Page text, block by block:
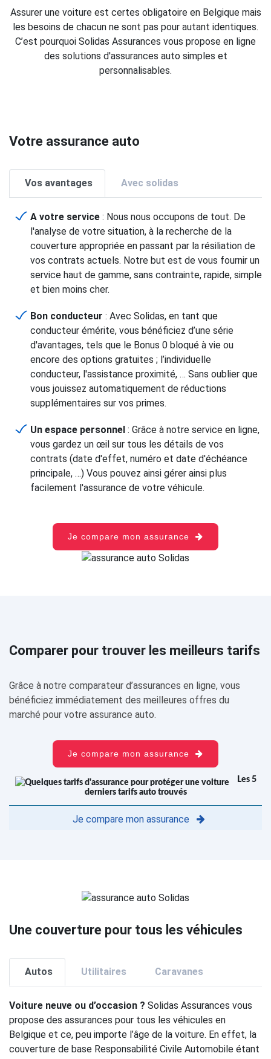
Assurer une voiture est certes obligatoire en Belgique mais
les besoins de chacun ne sont pas pour autant identiques.
C’est pourquoi Solidas Assurances vous propose en ligne
des solutions d'assurances auto simples et
personnalisables.
Votre assurance auto
Vos avantages Avec solidas
A votre service : Nous nous occupons de tout. De
l'analyse de votre situation, à la recherche de la
couverture appropriée en passant par la résiliation de
vos contrats actuels. Notre but est de vous fournir un
service haut de gamme, sans contrainte, rapide, simple
et bien moins cher.
Bon conducteur : Avec Solidas, en tant que
conducteur émérite, vous bénéficiez d’une série
d'avantages, tels que le Bonus 0 bloqué à vie ou
encore des options gratuites ; l’individuelle
conducteur, l'assistance proximité, … Sans oublier que
vous jouissez automatiquement de réductions
supplémentaires sur vos primes.
Un espace personnel : Grâce à notre service en ligne,
vous gardez un œil sur tous les détails de vos
contrats (date d'effet, numéro et date d'échéance
principale, …) Vous pouvez ainsi gérer ainsi plus
facilement l'assurance de votre véhicule.
Je compare mon assurance
Comparer pour trouver les meilleurs tarifs
Grâce à notre comparateur d’assurances en ligne, vous
bénéficiez immédiatement des meilleures offres du
marché pour votre assurance auto.
Je compare mon assurance
Les 5
derniers tarifs auto trouvés
Je compare mon assurance
Une couverture pour tous les véhicules
Autos Utilitaires Caravanes
Voiture neuve ou d’occasion ? Solidas Assurances vous
propose des assurances pour tous les véhicules en
Belgique et ce, peu importe l’âge de la voiture. En effet, la
couverture de base Responsabilité Civile Automobile étant